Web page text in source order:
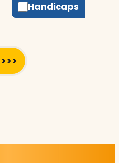
Handicaps